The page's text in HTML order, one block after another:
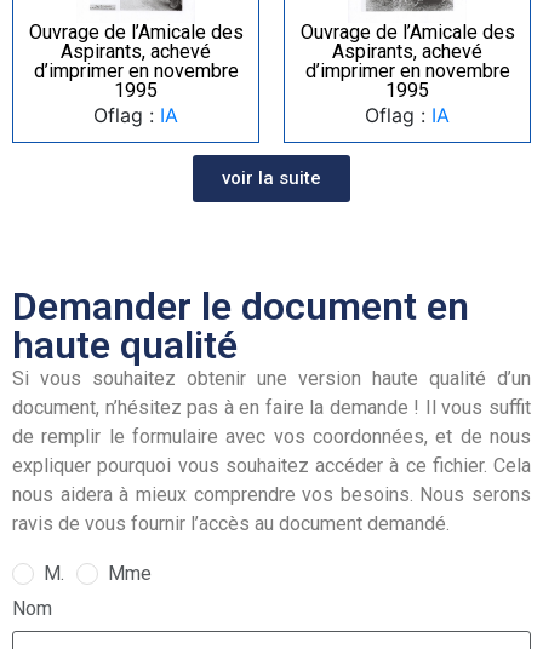
Ouvrage de l’Amicale des
Aspirants, achevé
d’imprimer en novembre
1995
Oflag : IA
Ouvrage de l’Amicale des
Aspirants, achevé
d’imprimer en novembre
1995
Oflag : IA
voir la suite
Demander le document en
haute qualité
Si vous souhaitez obtenir une version haute qualité d’un
document, n’hésitez pas à en faire la demande ! Il vous suffit
de remplir le formulaire avec vos coordonnées, et de nous
expliquer pourquoi vous souhaitez accéder à ce fichier. Cela
nous aidera à mieux comprendre vos besoins. Nous serons
ravis de vous fournir l’accès au document demandé.
M.
Mme
Nom